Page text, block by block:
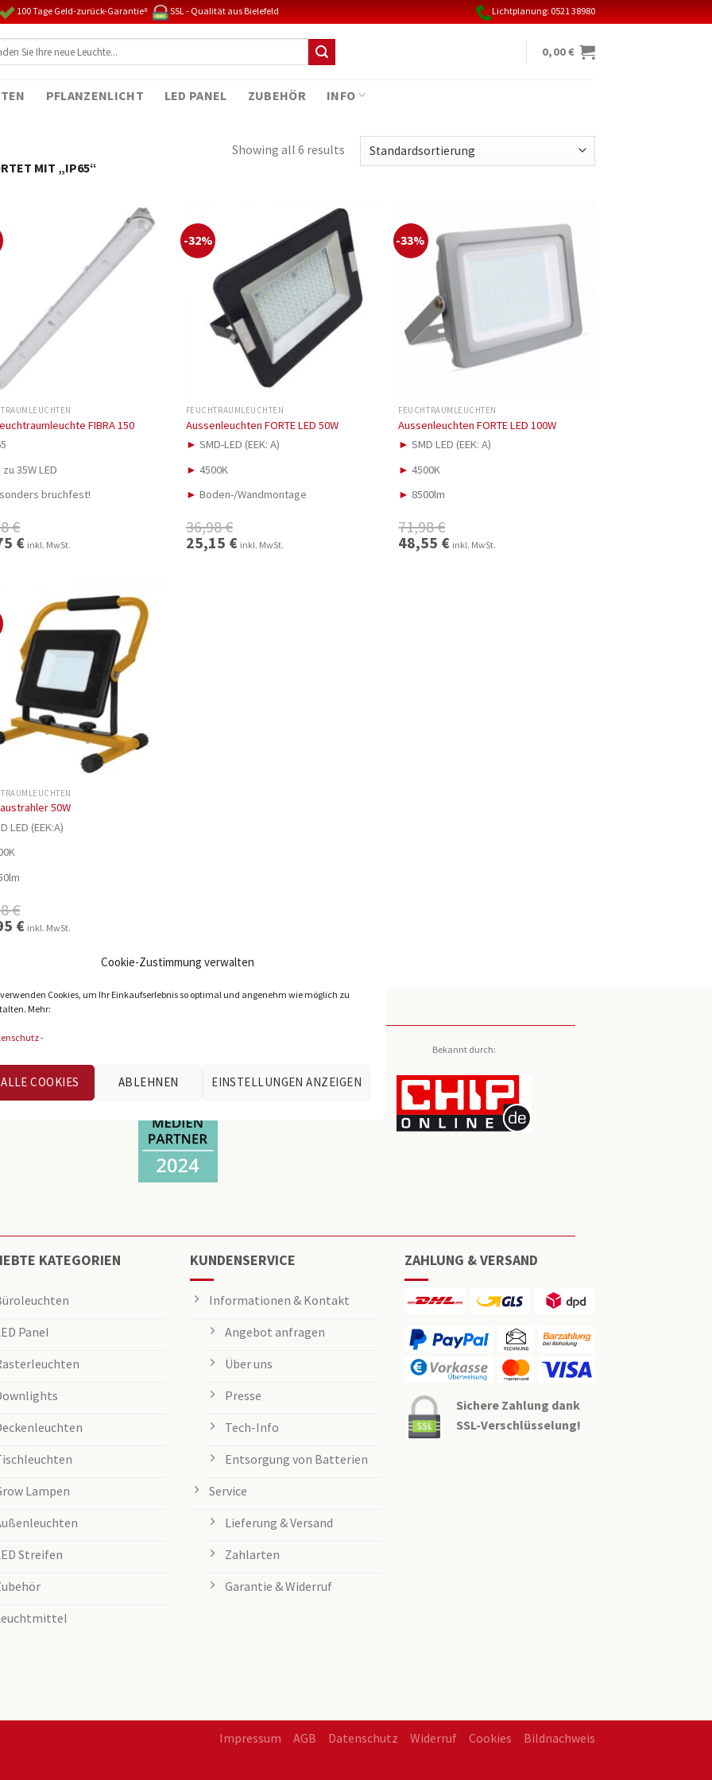
Cookie-Zustimmung verwalten
Cookies, um Ihr Einkaufserlebnis so optimal und angenehm wie möglich zu
Mehr:
-
ALLE COOKIES ABLEHNEN EINSTELLUNGEN ANZEIGEN
100 Tage Geld-zurück-Garantie⁸ SSL - Qualität aus Bielefeld Lichtplanung: 0521 38980
0,00€
PFLANZENLICHT LED PANEL ZUBEHÖR INFO
MIT „IP65“
Showing all 6 results
FIBRA 150
35W LED
bruchfest!
€
€ Aktueller
Preis
inkl. MwSt.
-32%
FEUCHTRAUMLEUCHTEN
Aussenleuchten FORTE LED 50W
► SMD-LED (EEK: A)
► 4500K
► Boden-/Wandmontage
36,98€
Ursprünglicher
Preis
25,15 €Aktueller
Preis
inkl. MwSt.
-33%
FEUCHTRAUMLEUCHTEN
Aussenleuchten FORTE LED 100W
► SMD LED (EEK: A)
► 4500K
► 8500lm
71,98€
Ursprünglicher
Preis
48,55 € Aktueller
Preis
inkl. MwSt.
50W
LED (EEK:A)
€
€ Aktueller
Preis
inkl. MwSt.
Bekannt durch:
KATEGORIEN
Panel
Lampen
Streifen
KUNDENSERVICE
Informationen & Kontakt
Angebot anfragen
Über uns
Presse
Tech-Info
Entsorgung von Batterien
Service
Lieferung & Versand
Zahlarten
Garantie & Widerruf
ZAHLUNG & VERSAND
Sichere Zahlung dank
SSL-Verschlüsselung!
Impressum AGB Datenschutz Widerruf Cookies Bildnachweis